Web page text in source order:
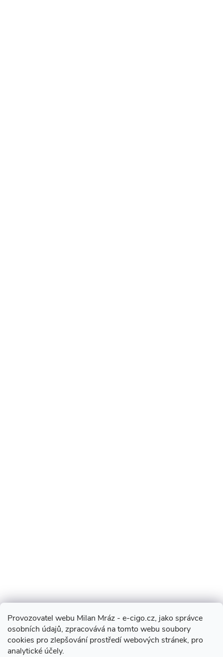
Provozovatel webu Milan Mráz - e-cigo.cz, jako správce
osobních údajů, zpracovává na tomto webu soubory
cookies pro zlepšování prostředí webových stránek, pro
analytické účely.